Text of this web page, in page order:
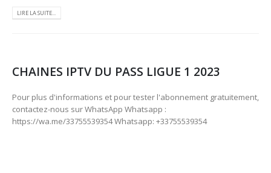
LIRE LA SUITE...
CHAINES IPTV DU PASS LIGUE 1 2023
Pour plus d'informations et pour tester l'abonnement gratuitement,
contactez-nous sur WhatsApp Whatsapp :
https://wa.me/33755539354 Whatsapp: +33755539354